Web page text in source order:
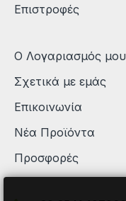
Επιστροφές
Ο Λογαριασμός μου
Σχετικά με εμάς
Επικοινωνία
Νέα Προϊόντα
Προσφορές